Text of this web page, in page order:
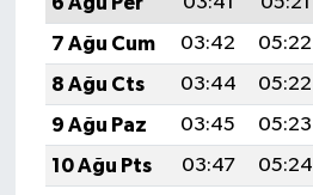
7 Ağu Cum
03:42 05:22
8 Ağu Cts
03:44 05:22
9 Ağu Paz
03:45 05:23
10 Ağu Pts
03:47 05:24